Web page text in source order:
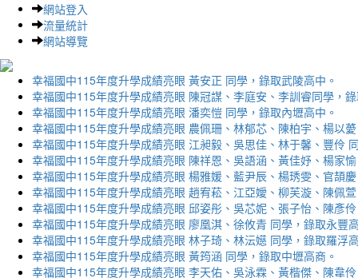
網站登入
流量統計
網站導覽
幸福國中115年度升學成績亮眼 黃安正 同學，錄取武陵高中。
幸福國中115年度升學成績亮眼 陳冠謀、李庭安、李訓睿同學，
幸福國中115年度升學成績亮眼 潘奕愷 同學，錄取內壢高中。
幸福國中115年度升學成績亮眼 農佩珊、林郁芯、陳柏宇、楊以
幸福國中115年度升學成績亮眼 江昶毅、吳思佳、林于馨、豐伶
幸福國中115年度升學成績亮眼 陳祥恩、吳語涵、黃佳妤、楊家
幸福國中115年度升學成績亮眼 楊雅媛、藍尹辰、楊琇雯、官頡
幸福國中115年度升學成績亮眼 趙宥菘、江亞嬡、柳芙漩、陳佩
幸福國中115年度升學成績亮眼 邱姿彤、吳芯妮、張子怡、陳彥
幸福國中115年度升學成績亮眼 廖凰淇、徐攸青 同學，錄取永豐
幸福國中115年度升學成績亮眼 林子琦、林沄嬨 同學，錄取羅浮
幸福國中115年度升學成績亮眼 黃筠涵 同學，錄取中壢高商。
幸福國中115年度升學成績亮眼 李天佑、吳泳霖、黃楷傑、陳韋